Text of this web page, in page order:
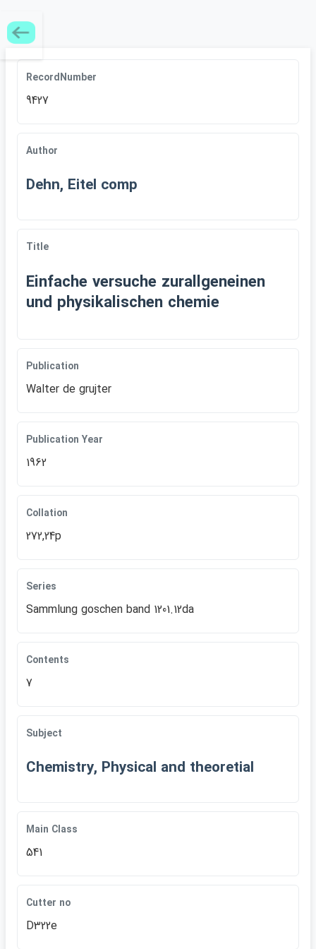
RecordNumber
9427
Author
Dehn, Eitel comp
Title
Einfache versuche zurallgeneinen
und physikalischen chemie
Publication
Walter de grujter
Publication Year
1962
Collation
272,24p
Series
Sammlung goschen band 1201.12da
Contents
7
Subject
Chemistry, Physical and theoretial
Main Class
541
Cutter no
D322e